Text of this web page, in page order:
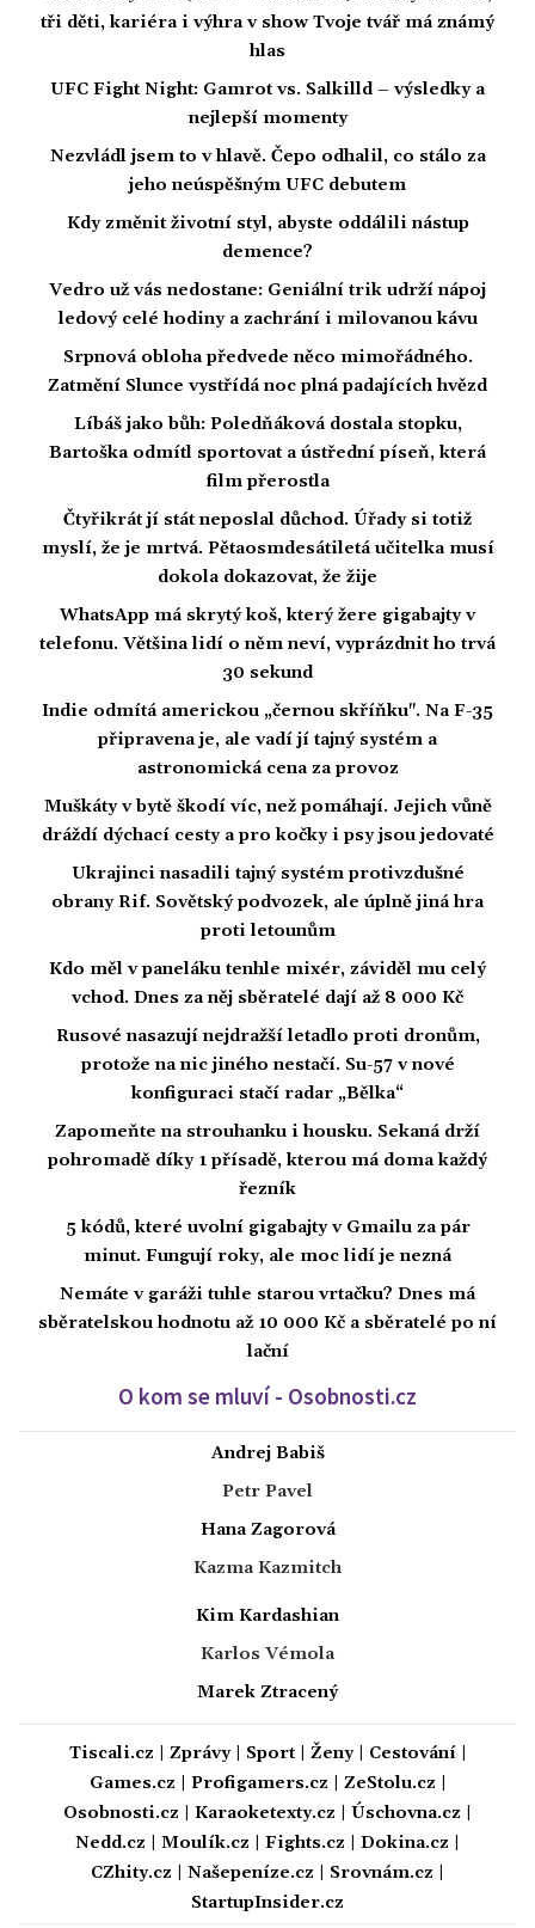
tři děti, kariéra i výhra v show Tvoje tvář má známý
hlas
UFC Fight Night: Gamrot vs. Salkilld – výsledky a
nejlepší momenty
Nezvládl jsem to v hlavě. Čepo odhalil, co stálo za
jeho neúspěšným UFC debutem
Kdy změnit životní styl, abyste oddálili nástup
demence?
Vedro už vás nedostane: Geniální trik udrží nápoj
ledový celé hodiny a zachrání i milovanou kávu
Srpnová obloha předvede něco mimořádného.
Zatmění Slunce vystřídá noc plná padajících hvězd
Líbáš jako bůh: Poledňáková dostala stopku,
Bartoška odmítl sportovat a ústřední píseň, která
film přerostla
Čtyřikrát jí stát neposlal důchod. Úřady si totiž
myslí, že je mrtvá. Pětaosmdesátiletá učitelka musí
dokola dokazovat, že žije
WhatsApp má skrytý koš, který žere gigabajty v
telefonu. Většina lidí o něm neví, vyprázdnit ho trvá
30 sekund
Indie odmítá americkou „černou skříňku". Na F-35
připravena je, ale vadí jí tajný systém a
astronomická cena za provoz
Muškáty v bytě škodí víc, než pomáhají. Jejich vůně
dráždí dýchací cesty a pro kočky i psy jsou jedovaté
Ukrajinci nasadili tajný systém protivzdušné
obrany Rif. Sovětský podvozek, ale úplně jiná hra
proti letounům
Kdo měl v paneláku tenhle mixér, záviděl mu celý
vchod. Dnes za něj sběratelé dají až 8 000 Kč
Rusové nasazují nejdražší letadlo proti dronům,
protože na nic jiného nestačí. Su-57 v nové
konfiguraci stačí radar „Bělka“
Zapomeňte na strouhanku i housku. Sekaná drží
pohromadě díky 1 přísadě, kterou má doma každý
řezník
5 kódů, které uvolní gigabajty v Gmailu za pár
minut. Fungují roky, ale moc lidí je nezná
Nemáte v garáži tuhle starou vrtačku? Dnes má
sběratelskou hodnotu až 10 000 Kč a sběratelé po ní
lační
O kom se mluví - Osobnosti.cz
Andrej Babiš
Petr Pavel
Hana Zagorová
Kazma Kazmitch
Kim Kardashian
Karlos Vémola
Marek Ztracený
Tiscali.cz Zprávy| Sport| Ženy| Cestování|
Games.cz
Profigamers.cz ZeStolu.cz
Osobnosti.cz
Karaoketexty.cz Úschovna.cz
Nedd.cz
Moulík.cz Fights.cz Dokina.cz
CZhity.cz
Našepeníze.cz Srovnám.cz
StartupInsider.cz